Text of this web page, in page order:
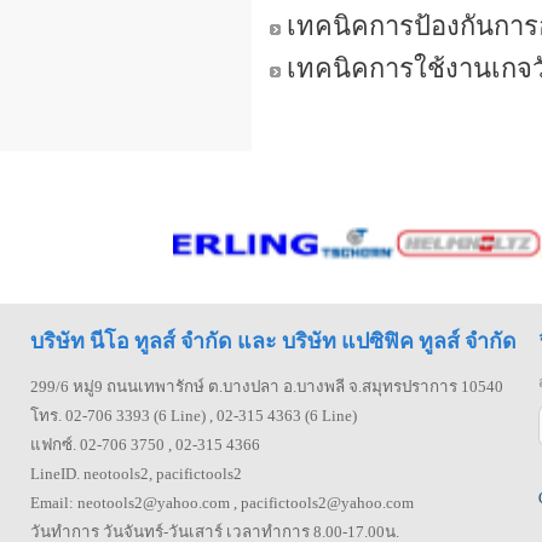
เทคนิคการป้องกันกา
เทคนิคการใช้งานเกจ
บริษัท นีโอ ทูลส์ จำกัด และ บริษัท แปซิฟิค ทูลส์ จำกัด
299/6 หมู่9 ถนนเทพารักษ์ ต.บางปลา อ.บางพลี จ.สมุทรปราการ 10540
โทร. 02-706 3393 (6 Line) , 02-315 4363 (6 Line)
แฟกซ์. 02-706 3750 , 02-315 4366
LineID. neotools2, pacifictools2
Email: neotools2@yahoo.com , pacifictools2@yahoo.com
วันทำการ วันจันทร์-วันเสาร์ เวลาทำการ 8.00-17.00น.